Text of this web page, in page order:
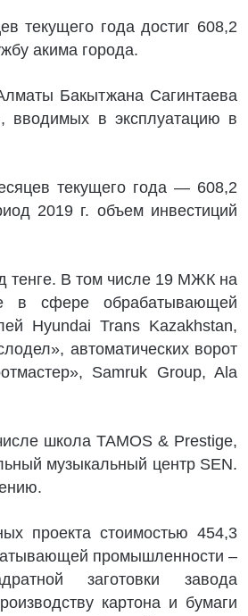
текущего года достиг 608,2
акима города.
Бакытжана Сагинтаева
вводимых в эксплуатацию в
текущего года — 608,2
2019 г. объем инвестиций
тенге. В том числе 19 МЖК на
в сфере обрабатывающей
Hyundai Trans Kazakhstan,
автоматических ворот
Samruk Group, Ala
школа TAMOS & Prestige,
музыкальный центр SEN.
проекта стоимостью 454,3
промышленности –
заготовки завода
картона и бумаги